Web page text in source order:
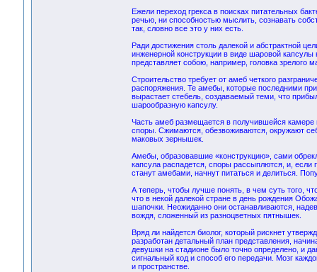
Ежели переход грекса в поисках питательных
речью, ни способностью мыслить, сознавать
так, словно все это у них есть.
Ради достижения столь далекой и абстрактной
инженерной конструкции в виде шаровой
представляет собою, например, головка зрелого
Строительство требует от амеб четкого
распоряжения. Те амебы, которые последними
вырастает стебель, создаваемый теми, что
шарообразную капсулу.
Часть амеб размещается в получившейся
споры. Сжимаются, обезвоживаются, окружают
маковых зернышек.
Амебы, образовавшие «конструкцию», сами
капсула распадется, споры рассыплются, и, если
станут амебами, начнут питаться и делиться.
А теперь, чтобы лучше понять, в чем суть того,
что в некой далекой стране в день рождения
шапочки. Неожиданно они останавливаются,
вождя, сложенный из разноцветных пятнышек.
Вряд ли найдется биолог, который рискнет
разработан детальный план представления,
девушки на стадионе было точно определено, и
сигнальный код и способ его передачи. Мозг
и пространстве.